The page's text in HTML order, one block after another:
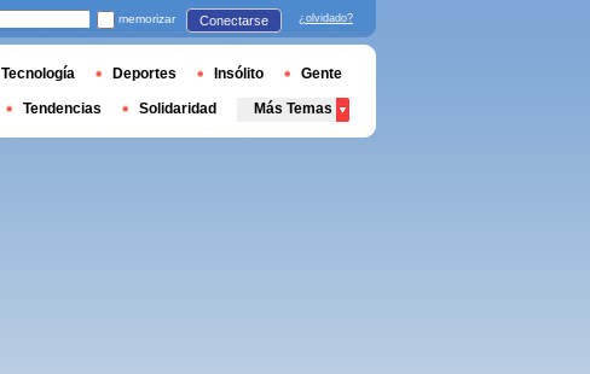
memorizar Conectarse ¿olvidado?
Tecnología Deportes Insólito Gente
Tendencias Solidaridad Más Temas